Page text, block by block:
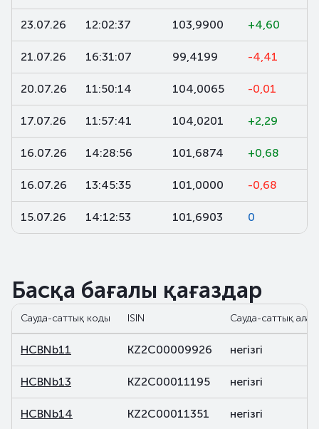
23.07.26 12:02:37 103,9900 +4,60
21.07.26 16:31:07 99,4199 -4,41
20.07.26 11:50:14 104,0065 -0,01
17.07.26 11:57:41 104,0201 +2,29
16.07.26 14:28:56 101,6874 +0,68
16.07.26 13:45:35 101,0000 -0,68
15.07.26 14:12:53 101,6903 0
Басқа бағалы қағаздар
Сауда-саттық коды ISIN Сауда-саттық алаң
HCBNb11 KZ2C00009926 негізгі
HCBNb13 KZ2C00011195 негізгі
HCBNb14 KZ2C00011351 негізгі